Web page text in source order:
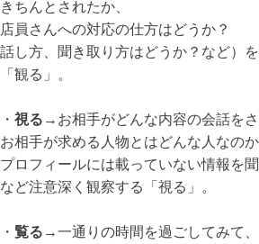
きちんとされたか、
店員さんへの対応の仕方はどうか？
話し方、聞き取り方はどうか？など）
「観る」。
・ 視る →お相手がどんな内容の会話をさ
お相手が求める人物とはどんな人なのか
プロフィールには載っていない情報を
など注意深く観察する「視る」。
・ 覧る →一通りの時間を過ごしてみて